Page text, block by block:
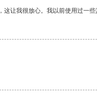
让我很放心。我以前使用过一